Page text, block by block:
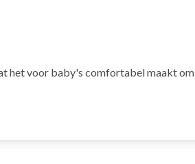
het voor baby's comfortabel maakt om